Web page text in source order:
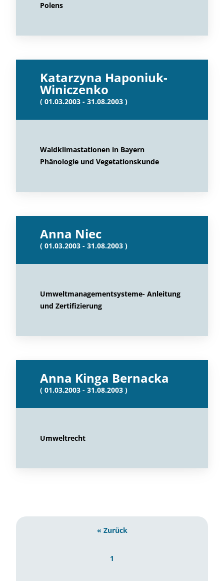
Polens
Katarzyna Haponiuk-
Winiczenko
( 01.03.2003 - 31.08.2003 )
Waldklimastationen in Bayern
Phänologie und Vegetationskunde
Anna Niec
( 01.03.2003 - 31.08.2003 )
Umweltmanagementsysteme- Anleitung
und Zertifizierung
Anna Kinga Bernacka
( 01.03.2003 - 31.08.2003 )
Umweltrecht
« Zurück
1